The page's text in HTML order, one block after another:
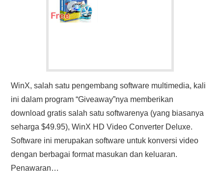
WinX, salah satu pengembang software multimedia, kali
ini dalam program “Giveaway”nya memberikan
download gratis salah satu softwarenya (yang biasanya
seharga $49.95), WinX HD Video Converter Deluxe.
Software ini merupakan software untuk konversi video
dengan berbagai format masukan dan keluaran.
Penawaran…